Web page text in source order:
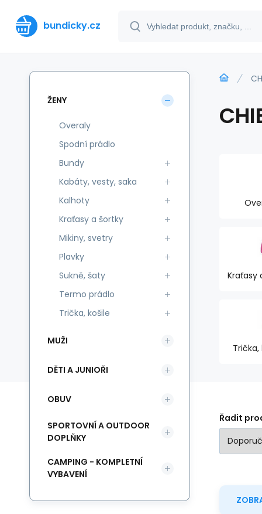
bundicky.cz
Kraťasy
Trička,
Řadit
ŽENY
Overaly
Spodní prádlo
Bundy
Kabáty, vesty, saka
Kalhoty
Kraťasy a šortky
Mikiny, svetry
Plavky
Sukně, šaty
Termo prádlo
Trička, košile
MUŽI
DĚTI A JUNIOŘI
OBUV
SPORTOVNÍ A OUTDOOR
DOPLŇKY
CAMPING - KOMPLETNÍ
VYBAVENÍ